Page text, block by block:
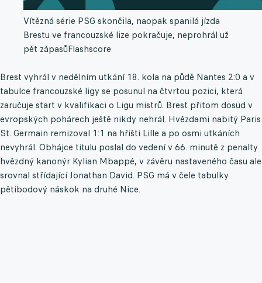
Vítězná série PSG skončila, naopak spanilá jízda
Brestu ve francouzské lize pokračuje, neprohrál už
pět zápasůFlashscore
Brest vyhrál v nedělním utkání 18. kola na půdě Nantes 2:0 a v
tabulce francouzské ligy se posunul na čtvrtou pozici, která
zaručuje start v kvalifikaci o Ligu mistrů. Brest přitom dosud v
evropských pohárech ještě nikdy nehrál. Hvězdami nabitý Paris
St. Germain remizoval 1:1 na hřišti Lille a po osmi utkáních
nevyhrál. Obhájce titulu poslal do vedení v 66. minutě z penalty
hvězdný kanonýr Kylian Mbappé, v závěru nastaveného času ale
srovnal střídající Jonathan David. PSG má v čele tabulky
pětibodový náskok na druhé Nice.